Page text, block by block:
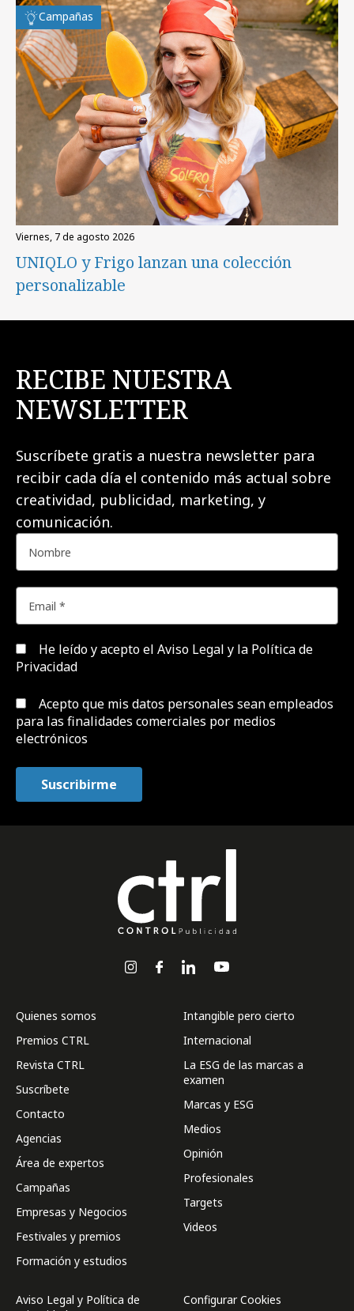
Campañas
viernes, 7 de agosto 2026
UNIQLO y Frigo lanzan una colección
personalizable
RECIBE NUESTRA
NEWSLETTER
Suscríbete gratis a nuestra newsletter para
recibir cada día el contenido más actual sobre
creatividad, publicidad, marketing, y
comunicación.
He leído y acepto el Aviso Legal y la Política de
Privacidad
Acepto que mis datos personales sean empleados
para las finalidades comerciales por medios
electrónicos
Quienes somos
Premios CTRL
Revista CTRL
Suscríbete
Contacto
Agencias
Área de expertos
Campañas
Empresas y Negocios
Festivales y premios
Formación y estudios
Intangible pero cierto
Internacional
La ESG de las marcas a
examen
Marcas y ESG
Medios
Opinión
Profesionales
Targets
Videos
Aviso Legal y Política de
Configurar Cookies